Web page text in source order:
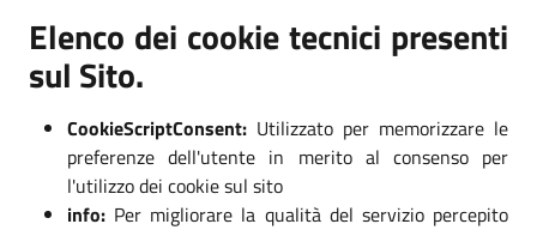
Elenco dei cookie tecnici presenti
sul Sito.
CookieScriptConsent: Utilizzato per memorizzare le
preferenze dell'utente in merito al consenso per
l'utilizzo dei cookie sul sito
info: Per migliorare la qualità del servizio percepito